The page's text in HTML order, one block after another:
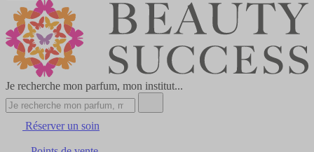
Je recherche mon parfum, mon institut...
Réserver un soin